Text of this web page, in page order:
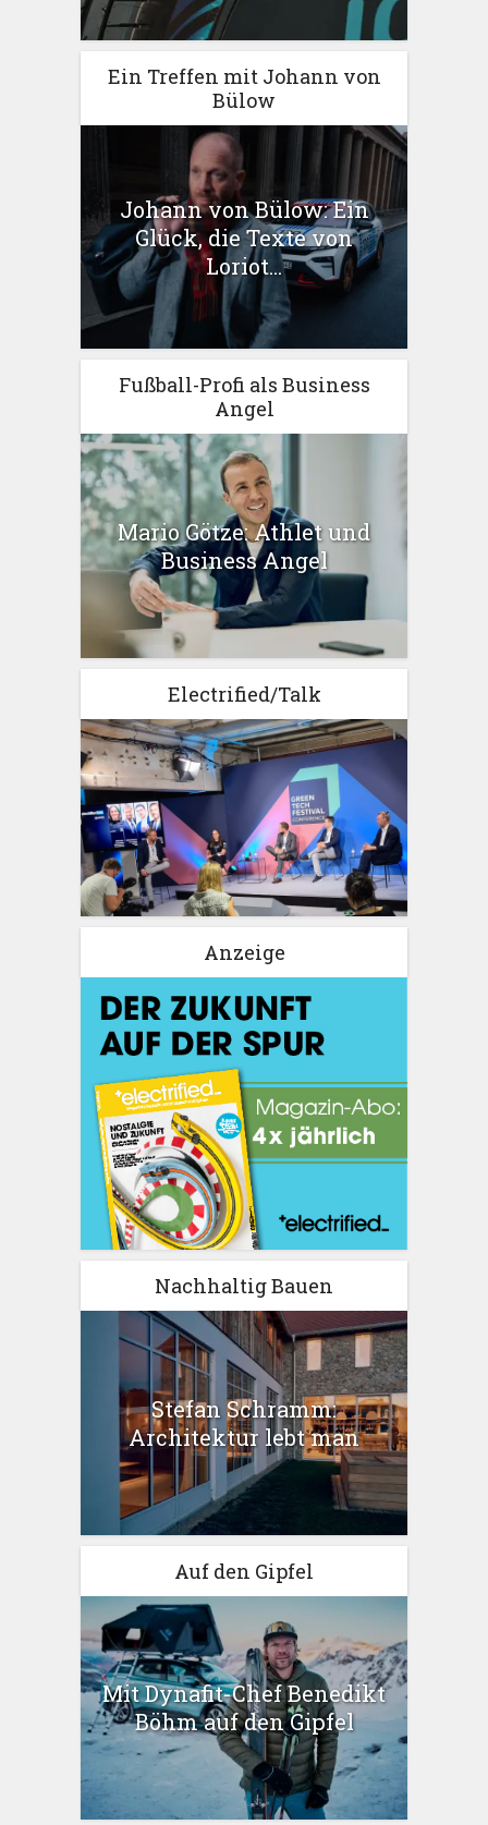
Ein Treffen mit Johann von
Bülow
Johann von Bülow: Ein
Glück, die Texte von
Loriot...
Fußball-Profi als Business
Angel
Mario Götze: Athlet und
Business Angel
Electrified/Talk
Anzeige
Nachhaltig Bauen
Stefan Schramm:
Architektur lebt man
Auf den Gipfel
Mit Dynafit-Chef Benedikt
Böhm auf den Gipfel